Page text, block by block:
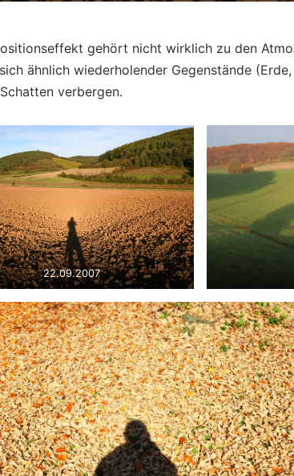
gehört nicht wirklich zu den
ähnlich wiederholender Gegenstände
verbergen.
22.09.2007